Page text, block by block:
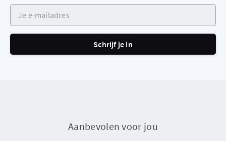
Je e-mailadres
Schrijf je in
Aanbevolen voor jou